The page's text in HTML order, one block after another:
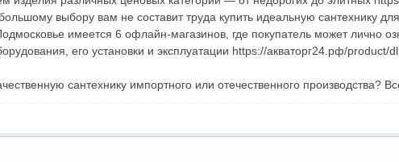
выбору вам не составит труда купить идеальную сантехнику
имеется 6 офлайн-магазинов, где покупатель может лично
его установки и эксплуатации https://акваторг24.рф/product/
сантехнику импортного или отечественного